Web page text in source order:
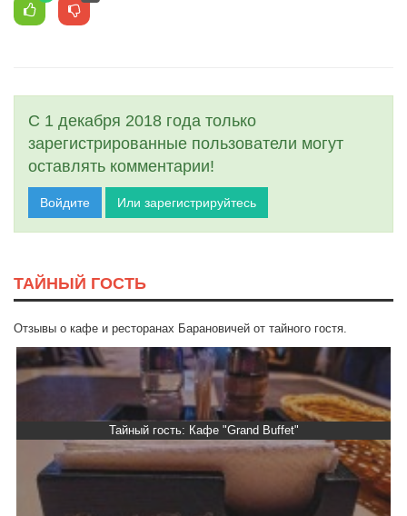
С 1 декабря 2018 года только
зарегистрированные пользователи могут
оставлять комментарии!
Войдите Или зарегистрируйтесь
ТАЙНЫЙ ГОСТЬ
Отзывы о кафе и ресторанах Барановичей от тайного гостя.
Тайный гость: Кафе "Grand Buffet"